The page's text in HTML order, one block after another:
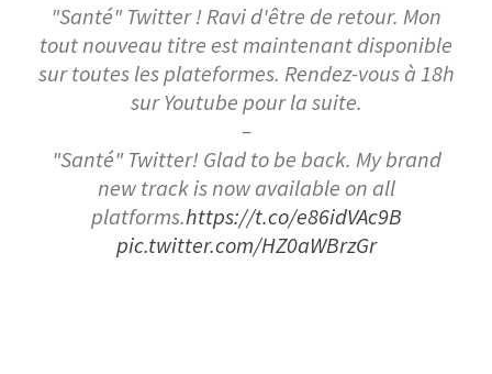
"Santé" Twitter ! Ravi d'être de retour. Mon
tout nouveau titre est maintenant disponible
sur toutes les plateformes. Rendez-vous à 18h
sur Youtube pour la suite.
–
"Santé" Twitter! Glad to be back. My brand
new track is now available on all
platforms.https://t.co/e86idVAc9B
pic.twitter.com/HZ0aWBrzGr